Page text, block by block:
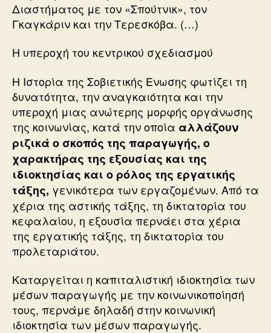
Διαστήματος με τον «Σπούτνικ», τον
Γκαγκάριν και την Τερεσκόβα. (…)
Η υπεροχή του κεντρικού σχεδιασμού
Η Ιστορία της Σοβιετικής Ενωσης φωτίζει τη
δυνατότητα, την αναγκαιότητα και την
υπεροχή μιας ανώτερης μορφής οργάνωσης
της κοινωνίας, κατά την οποία αλλάζουν
ριζικά ο σκοπός της παραγωγής, ο
χαρακτήρας της εξουσίας και της
ιδιοκτησίας και ο ρόλος της εργατικής
τάξης, γενικότερα των εργαζομένων. Από τα
χέρια της αστικής τάξης, τη δικτατορία του
κεφαλαίου, η εξουσία περνάει στα χέρια
της εργατικής τάξης, τη δικτατορία του
προλεταριάτου.
Καταργείται η καπιταλιστική ιδιοκτησία των
μέσων παραγωγής με την κοινωνικοποίησή
τους, περνάμε δηλαδή στην κοινωνική
ιδιοκτησία των μέσων παραγωγής.